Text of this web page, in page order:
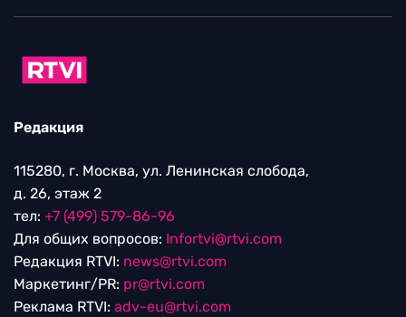
Редакция
115280, г. Москва, ул. Ленинская слобода,
д. 26, этаж 2
тел: +7 (499) 579-86-96
Для общих вопросов: Infortvi@rtvi.com
Редакция RTVI: news@rtvi.com
Маркетинг/PR: pr@rtvi.com
Реклама RTVI: adv-eu@rtvi.com